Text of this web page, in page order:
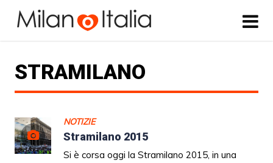
STRAMILANO
NOTIZIE
Stramilano 2015
Si è corsa oggi la Stramilano 2015, in una